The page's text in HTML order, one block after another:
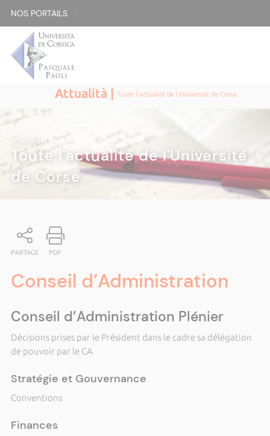
NOS PORTAILS :
Attualità |Toute l'actualité de l'Université de Corse
ATTUALITÀ|
Toute l'actualité de l'Université
de Corse
PARTAGE PDF
Conseil d’Administration
Conseil d’Administration Plénier
Décisions prises par le Président dans le cadre sa délégation
de pouvoir par le CA
Stratégie et Gouvernance
Conventions
Finances